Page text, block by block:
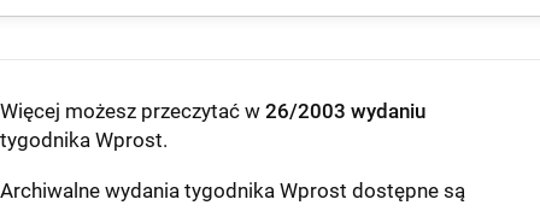
Więcej możesz przeczytać w 26/2003 wydaniu
tygodnika Wprost.
Archiwalne wydania tygodnika Wprost dostępne są